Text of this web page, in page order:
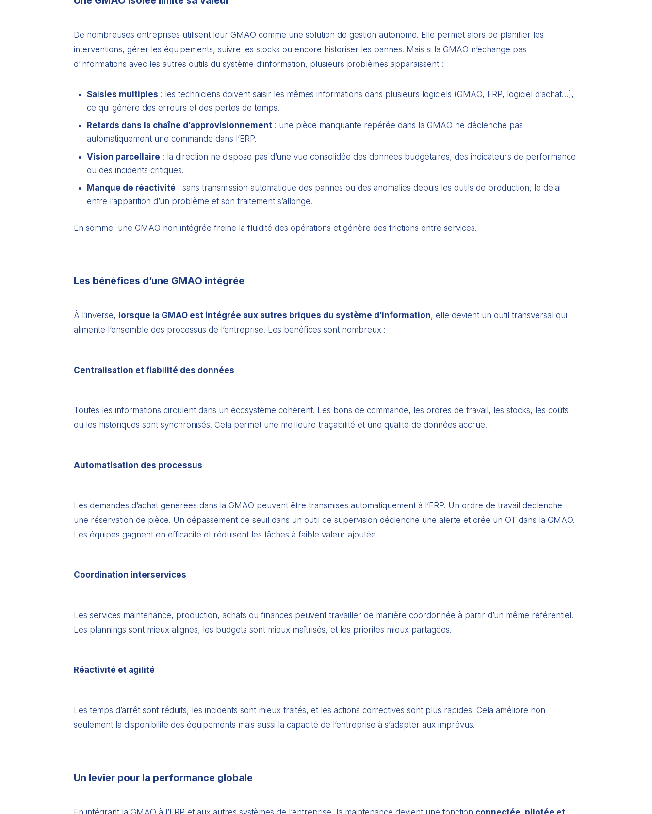
De nombreuses entreprises utilisent leur GMAO comme une solution de gestion autonome. Elle permet alors de planifier les
interventions, gérer les équipements, suivre les stocks ou encore historiser les pannes. Mais si la GMAO n’échange pas
d’informations avec les autres outils du système d’information, plusieurs problèmes apparaissent :
Saisies multiples : les techniciens doivent saisir les mêmes informations dans plusieurs logiciels (GMAO, ERP, logiciel d’achat…),
ce qui génère des erreurs et des pertes de temps.
Retards dans la chaîne d’approvisionnement : une pièce manquante repérée dans la GMAO ne déclenche pas
automatiquement une commande dans l’ERP.
Vision parcellaire : la direction ne dispose pas d’une vue consolidée des données budgétaires, des indicateurs de performance
ou des incidents critiques.
Manque de réactivité : sans transmission automatique des pannes ou des anomalies depuis les outils de production, le délai
entre l’apparition d’un problème et son traitement s’allonge.
En somme, une GMAO non intégrée freine la fluidité des opérations et génère des frictions entre services.
Les bénéfices d’une GMAO intégrée
À l’inverse, lorsque la GMAO est intégrée aux autres briques du système d’information, elle devient un outil transversal qui
alimente l’ensemble des processus de l’entreprise. Les bénéfices sont nombreux :
Centralisation et fiabilité des données
Toutes les informations circulent dans un écosystème cohérent. Les bons de commande, les ordres de travail, les stocks, les coûts
ou les historiques sont synchronisés. Cela permet une meilleure traçabilité et une qualité de données accrue.
Automatisation des processus
Les demandes d’achat générées dans la GMAO peuvent être transmises automatiquement à l’ERP. Un ordre de travail déclenche
une réservation de pièce. Un dépassement de seuil dans un outil de supervision déclenche une alerte et crée un OT dans la GMAO.
Les équipes gagnent en efficacité et réduisent les tâches à faible valeur ajoutée.
Coordination interservices
Les services maintenance, production, achats ou finances peuvent travailler de manière coordonnée à partir d’un même référentiel.
Les plannings sont mieux alignés, les budgets sont mieux maîtrisés, et les priorités mieux partagées.
Réactivité et agilité
Les temps d’arrêt sont réduits, les incidents sont mieux traités, et les actions correctives sont plus rapides. Cela améliore non
seulement la disponibilité des équipements mais aussi la capacité de l’entreprise à s’adapter aux imprévus.
Un levier pour la performance globale
En intégrant la GMAO à l’ERP et aux autres systèmes de l’entreprise, la maintenance devient une fonction connectée, pilotée et